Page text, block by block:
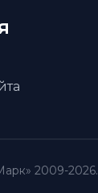
2009-2026.